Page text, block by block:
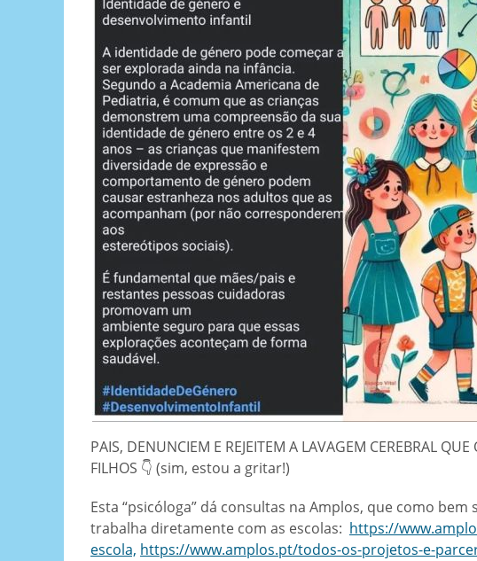
PAIS, DENUNCIEM E REJEITEM A LAVAGEM CEREBRAL
FILHOS 👇 (sim, estou a gritar!)
Esta “psicóloga” dá consultas na Amplos, que como
trabalha diretamente com as escolas: https://
escola, https://www.amplos.pt/todos-os-projetos-e-